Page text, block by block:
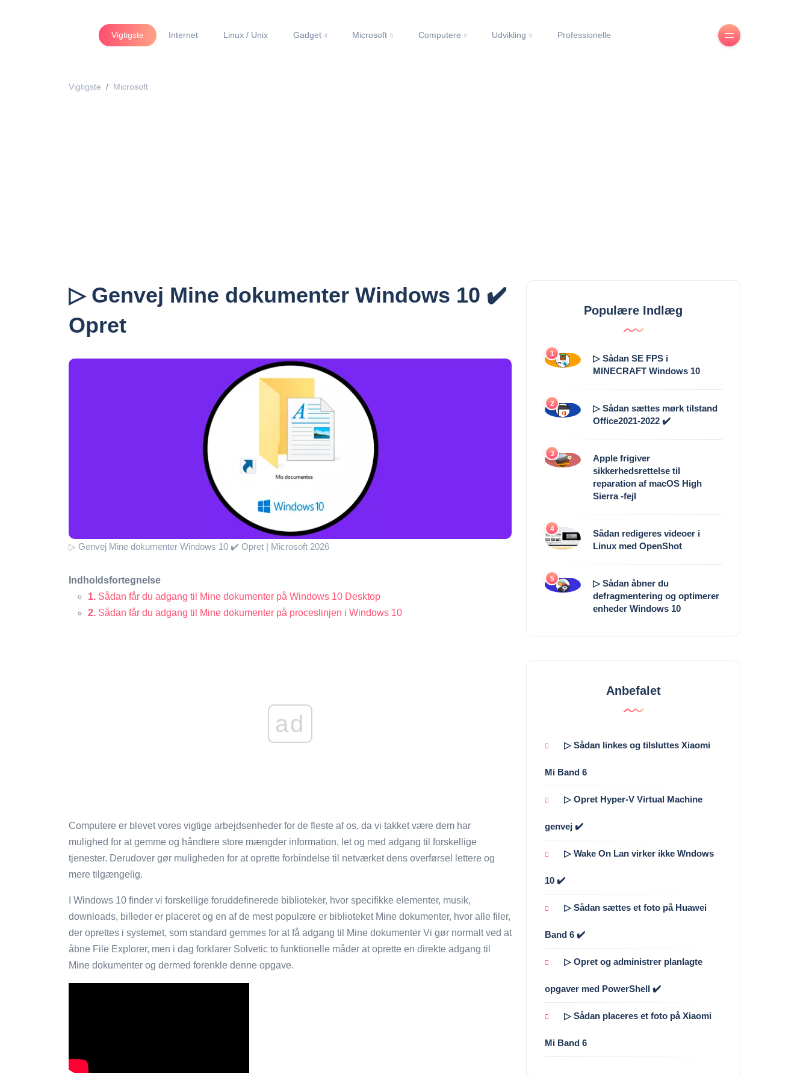
Vigtigste Internet Linux / Unix Gadget Microsoft Computere Udvikling Professionelle
Vigtigste Microsoft
▷ Genvej Mine dokumenter Windows 10 ✔️
Opret
▷ Genvej Mine dokumenter Windows 10 ✔️ Opret | Microsoft 2026
Indholdsfortegnelse
1. Sådan får du adgang til Mine dokumenter på Windows 10 Desktop
2. Sådan får du adgang til Mine dokumenter på proceslinjen i Windows 10
ad
Computere er blevet vores vigtige arbejdsenheder for de fleste af os, da vi takket være dem har
mulighed for at gemme og håndtere store mængder information, let og med adgang til forskellige
tjenester. Derudover gør muligheden for at oprette forbindelse til netværket dens overførsel lettere og
mere tilgængelig.
I Windows 10 finder vi forskellige foruddefinerede biblioteker, hvor specifikke elementer, musik,
downloads, billeder er placeret og en af ​​de mest populære er biblioteket Mine dokumenter, hvor alle filer,
der oprettes i systemet, som standard gemmes for at få adgang til Mine dokumenter Vi gør normalt ved at
åbne File Explorer, men i dag forklarer Solvetic to funktionelle måder at oprette en direkte adgang til
Mine dokumenter og dermed forenkle denne opgave.
Populære Indlæg
1
▷ Sådan SE FPS i
MINECRAFT Windows 10
2
▷ Sådan sættes mørk tilstand
Office2021-2022 ✔️
3
Apple frigiver
sikkerhedsrettelse til
reparation af macOS High
Sierra -fejl
4
Sådan redigeres videoer i
Linux med OpenShot
5
▷ Sådan åbner du
defragmentering og optimerer
enheder Windows 10
Anbefalet
▷ Sådan linkes og tilsluttes Xiaomi
Mi Band 6
▷ Opret Hyper-V Virtual Machine
genvej ✔️
▷ Wake On Lan virker ikke Wndows
10 ✔️
▷ Sådan sættes et foto på Huawei
Band 6 ✔️
▷ Opret og administrer planlagte
opgaver med PowerShell ✔️
▷ Sådan placeres et foto på Xiaomi
Mi Band 6